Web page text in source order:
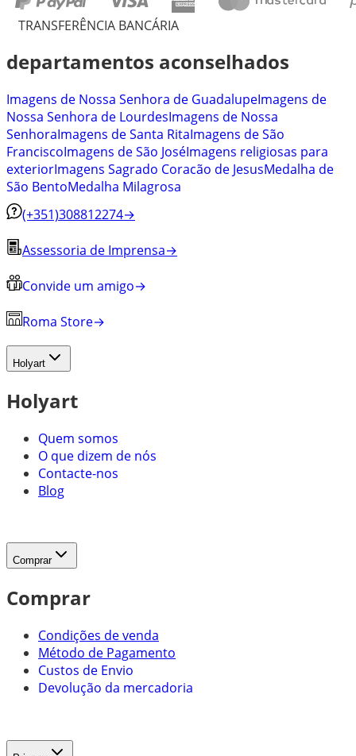
TRANSFERÊNCIA BANCÁRIA
departamentos aconselhados
Imagens de Nossa Senhora de GuadalupeImagens de
Nossa Senhora de LourdesImagens de Nossa
SenhoraImagens de Santa RitaImagens de São
FranciscoImagens de São JoséImagens religiosas para
exteriorImagens Sagrado Coracão de JesusMedalha de
São BentoMedalha Milagrosa
(+351)308812274→
Assessoria de Imprensa→
Convide um amigo→
Roma Store→
Holyart
Holyart
Quem somos
O que dizem de nós
Contacte-nos
Blog
Comprar
Comprar
Condições de venda
Método de Pagamento
Custos de Envio
Devolução da mercadoria